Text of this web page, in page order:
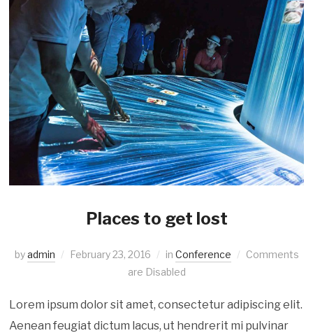
Places to get lost
byadmin February 23, 2016 in Conference
Comments
are Disabled
Lorem ipsum dolor sit amet, consectetur adipiscing elit.
Aenean feugiat dictum lacus, ut hendrerit mi pulvinar